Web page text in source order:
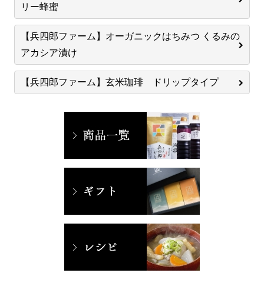
リー蜂蜜
【兵四郎ファーム】オーガニックはちみつ くるみの
アカシア漬け
【兵四郎ファーム】玄米珈琲 ドリップタイプ